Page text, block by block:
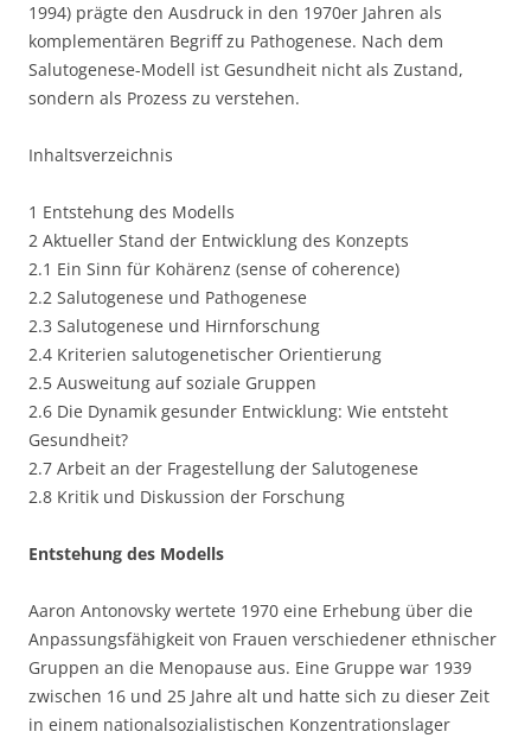
1994) prägte den Ausdruck in den 1970er Jahren als
komplementären Begriff zu Pathogenese. Nach dem
Salutogenese-Modell ist Gesundheit nicht als Zustand,
sondern als Prozess zu verstehen.
Inhaltsverzeichnis
1 Entstehung des Modells
2 Aktueller Stand der Entwicklung des Konzepts
2.1 Ein Sinn für Kohärenz (sense of coherence)
2.2 Salutogenese und Pathogenese
2.3 Salutogenese und Hirnforschung
2.4 Kriterien salutogenetischer Orientierung
2.5 Ausweitung auf soziale Gruppen
2.6 Die Dynamik gesunder Entwicklung: Wie entsteht
Gesundheit?
2.7 Arbeit an der Fragestellung der Salutogenese
2.8 Kritik und Diskussion der Forschung
Entstehung des Modells
Aaron Antonovsky wertete 1970 eine Erhebung über die
Anpassungsfähigkeit von Frauen verschiedener ethnischer
Gruppen an die Menopause aus. Eine Gruppe war 1939
zwischen 16 und 25 Jahre alt und hatte sich zu dieser Zeit
in einem nationalsozialistischen Konzentrationslager